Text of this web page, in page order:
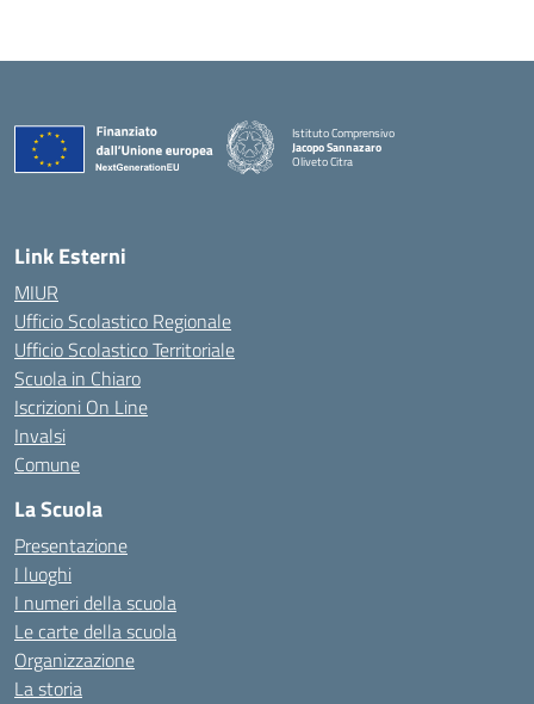
Istituto Comprensivo
Jacopo Sannazaro
Oliveto Citra
Link Esterni
MIUR
Ufficio Scolastico Regionale
Ufficio Scolastico Territoriale
Scuola in Chiaro
Iscrizioni On Line
Invalsi
Comune
La Scuola
Presentazione
I luoghi
I numeri della scuola
Le carte della scuola
Organizzazione
La storia